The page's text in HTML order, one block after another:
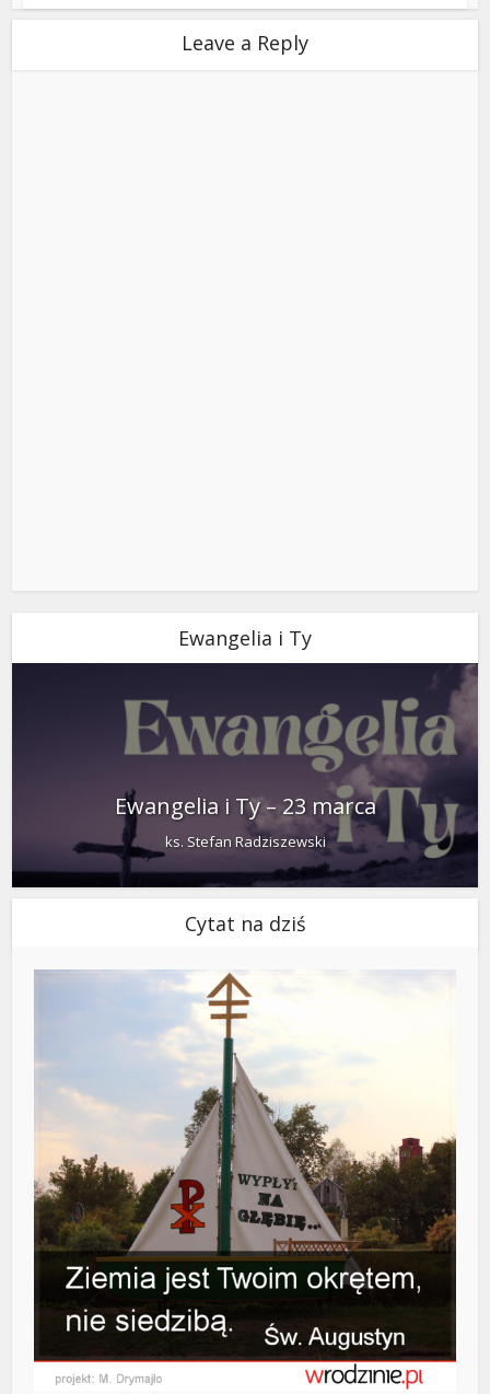
Leave a Reply
Ewangelia i Ty
Ewangelia i Ty – 23 marca
ks. Stefan Radziszewski
Cytat na dziś